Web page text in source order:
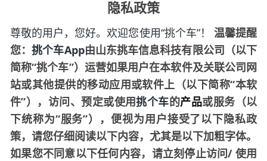
隐私政策
尊敬的用户，您好。欢迎您使用“挑个车”！ 温馨提醒
您：挑个车App由山东挑车信息科技有限公司（以下
简称“挑个车”）运营如果用户在本软件及关联公司网
站或其他提供的移动应用或软件上（以下简称“本软
件”），访问、预定或使用挑个车的产品或服务（以
下统称为“服务”），便视为用户接受了以下隐私政
策，请您仔细阅读以下内容，尤其是以下加粗字体。
如果您不同意以下任何内容，请立刻停止访问/ 使用